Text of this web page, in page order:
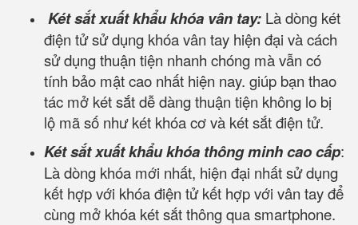
Két sắt xuất khẩu khóa vân tay: Là dòng két
điện tử sử dụng khóa vân tay hiện đại và cách
sử dụng thuận tiện nhanh chóng mà vẫn có
tính bảo mật cao nhất hiện nay. giúp bạn thao
tác mở két sắt dễ dàng thuận tiện không lo bị
lộ mã số như két khóa cơ và két sắt điện tử.
Két sắt xuất khẩu khóa thông minh cao cấp:
Là dòng khóa mới nhất, hiện đại nhất sử dụng
kết hợp với khóa điện tử kết hợp với vân tay để
cùng mở khóa két sắt thông qua smartphone.